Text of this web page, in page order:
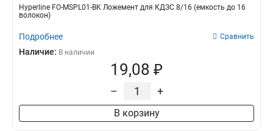
Hyperline FO-MSPL01-BK Ложемент для КДЗС 8/16 (емкость до 16
волокон)
Подробнее Сравнить
Наличие: В наличии
19,08 ₽
– +
В корзину